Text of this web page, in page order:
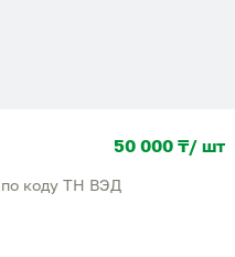
50 000 ₸/ шт
коду ТН ВЭД